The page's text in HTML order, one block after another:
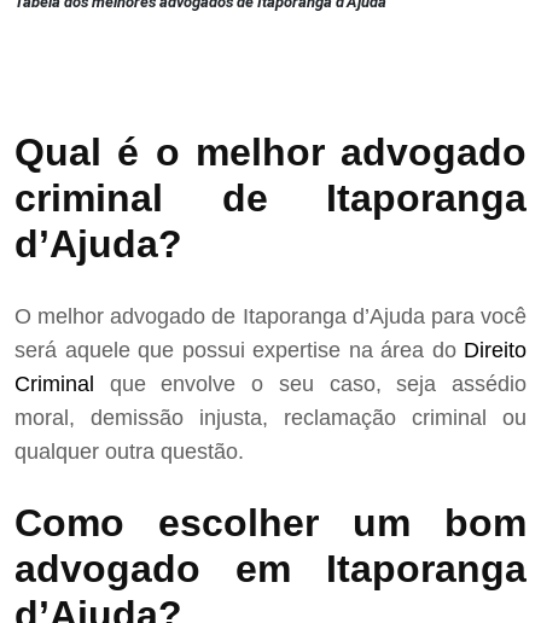
Qual é o melhor advogado
criminal de Itaporanga
d’Ajuda?
O melhor advogado de Itaporanga d’Ajuda para você
será aquele que possui expertise na área do Direito
Criminal que envolve o seu caso, seja assédio
moral, demissão injusta, reclamação criminal ou
qualquer outra questão.
Como escolher um bom
advogado em Itaporanga